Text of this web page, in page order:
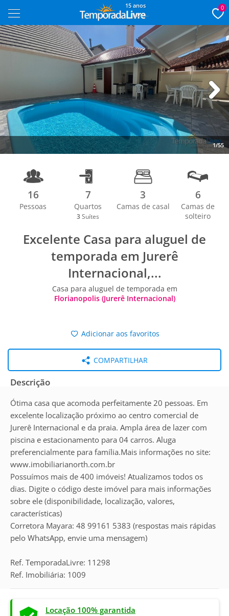
15 anos 0
1/55
Next
16
Pessoas
7
Quartos
3 Suítes
3
Camas de casal
6
Camas de
solteiro
Excelente Casa para aluguel de
temporada em Jurerê
Internacional,...
Casa para aluguel de temporada em
Florianopolis (Jurerê Internacional)
Adicionar aos favoritos
COMPARTILHAR
Descrição
Ótima casa que acomoda perfeitamente 20 pessoas. Em
excelente localização próximo ao centro comercial de
Jurerê Internacional e da praia. Ampla área de lazer com
piscina e estacionamento para 04 carros. Aluga
preferencialmente para família.Mais informações no site:
www.imobiliarianorth.com.br
Possuímos mais de 400 imóveis! Atualizamos todos os
dias. Digite o código deste imóvel para mais informações
sobre ele (disponibilidade, localização, valores,
características)
Corretora Mayara: 48 99161 5383 (respostas mais rápidas
pelo WhatsApp, envie uma mensagem)
Ref. TemporadaLivre: 11298
Ref. Imobiliária: 1009
Locação 100% garantida